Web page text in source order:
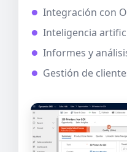
Integración con
Inteligencia
Informes y
Gestión de